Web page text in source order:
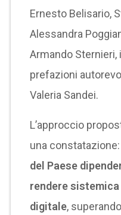
Ernesto Belisario,
Alessandra
Armando Sternieri,
prefazioni
Valeria Sandei.
L’approccio
una constatazione:
del Paese
rendere
digitale,